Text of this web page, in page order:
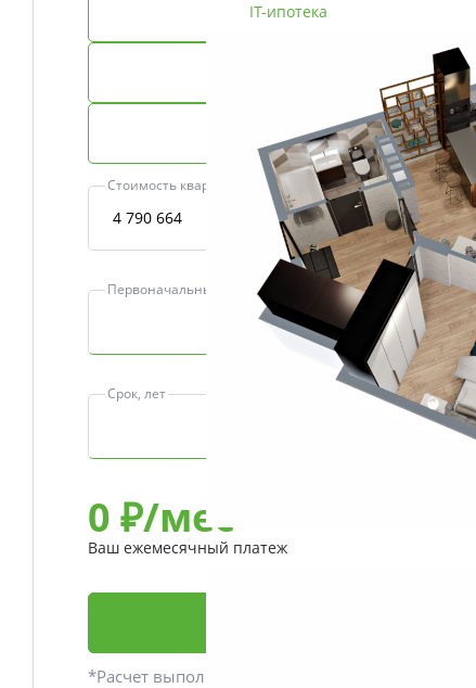
IT-ипотека
Базовая ипотека
Стоимость квартиры, ₽
Первоначальный взнос, ₽
Срок, лет
0 ₽/мес
Ваш ежемесячный платеж
*Расчет выполнен приблизительно